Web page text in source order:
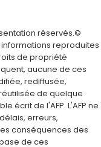
réservés.©
reproduites
de propriété
aucune de ces
rediffusée,
de quelque
écrit de l'AFP. L'AFP ne
erreurs,
conséquences des
de ces